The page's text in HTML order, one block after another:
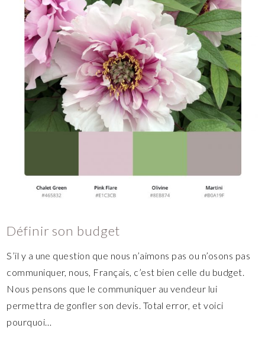
Définir son budget
S’il y a une question que nous n’aimons pas ou n’osons pas
communiquer, nous, Français, c’est bien celle du budget.
Nous pensons que le communiquer au vendeur lui
permettra de gonfler son devis. Total error, et voici
pourquoi…